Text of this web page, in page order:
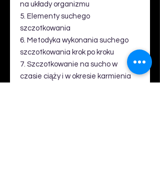
na układy organizmu
5. Elementy suchego
szczotkowania
6. Metodyka wykonania suchego
szczotkowania krok po kroku
7. Szczotkowanie na sucho w
czasie ciąży i w okresie karmienia